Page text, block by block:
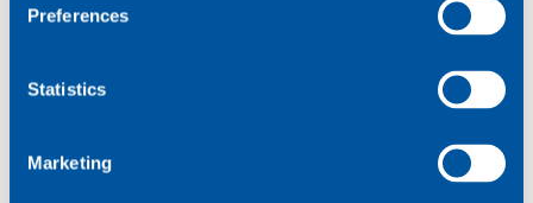
Preferences
Statistics
Marketing
Da beide Nummern Teil des SIM-Profils sind, wird
Circuit Card Identification Number) verwechselt.
Tatsächlich sind diese beiden Nummern
Zwecken.